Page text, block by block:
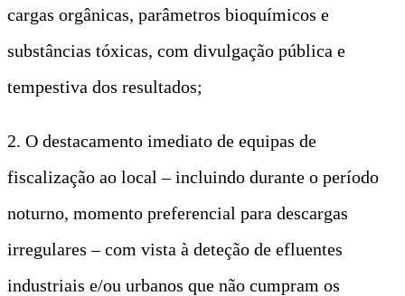
cargas orgânicas, parâmetros bioquímicos e
substâncias tóxicas, com divulgação pública e
tempestiva dos resultados;
2. O destacamento imediato de equipas de
fiscalização ao local – incluindo durante o período
noturno, momento preferencial para descargas
irregulares – com vista à deteção de efluentes
industriais e/ou urbanos que não cumpram os